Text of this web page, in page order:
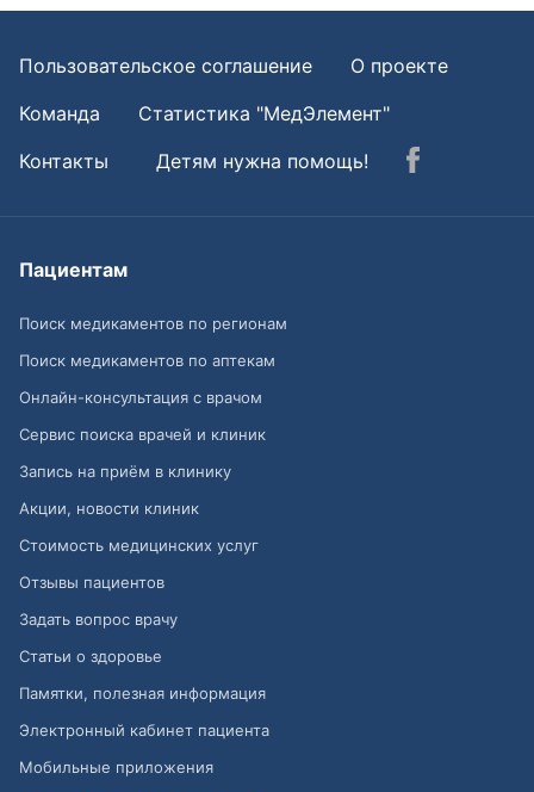
Пользовательское соглашение
О проекте
Команда
Статистика "МедЭлемент"
Контакты
Детям нужна помощь!
Пациентам
Поиск медикаментов по регионам
Поиск медикаментов по аптекам
Онлайн-консультация с врачом
Сервис поиска врачей и клиник
Запись на приём в клинику
Акции, новости клиник
Стоимость медицинских услуг
Отзывы пациентов
Задать вопрос врачу
Статьи о здоровье
Памятки, полезная информация
Электронный кабинет пациента
Мобильные приложения